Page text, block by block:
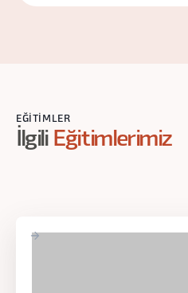
EĞITIMLER
İlgili Eğitimlerimiz